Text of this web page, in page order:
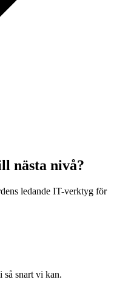
nästa nivå?
ledande IT-verktyg för
så snart vi kan.